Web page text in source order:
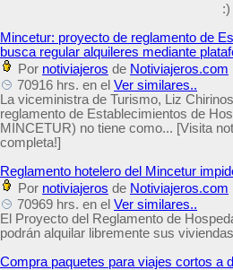
:)
Mincetur: proyecto de reglamento de
busca regular alquileres mediante
Por notiviajeros de Notiviajeros.com
70916 hrs. en el Ver similares..
La viceministra de Turismo, Liz
reglamento de Establecimientos de
MINCETUR) no tiene como... [Visita
completa!]
Reglamento hotelero del Mincetur
Por notiviajeros de Notiviajeros.com
70969 hrs. en el Ver similares..
El Proyecto del Reglamento de
podrán alquilar libremente sus
Compra paquetes para viajes cortos a